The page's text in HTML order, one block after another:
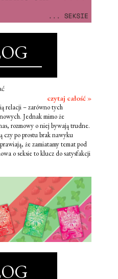
czytaj całość »
relacji – zarówno tych
Jednak mimo że
rozmowy o niej bywają trudne.
czy po prostu brak nawyku
że zamiatamy temat pod
o seksie to klucz do satysfakcji